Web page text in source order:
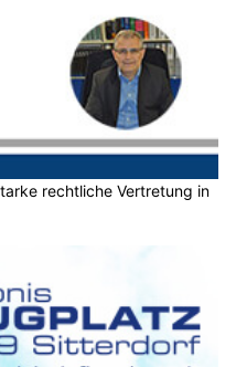
rechtliche Vertretung in